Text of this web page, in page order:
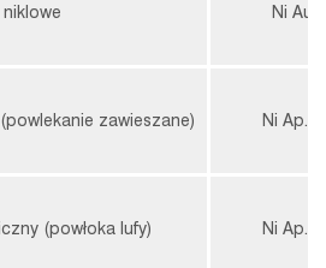
Ni Au
zawieszane) Ni Ap.Ni
(powłoka lufy) Ni Ap.Ni